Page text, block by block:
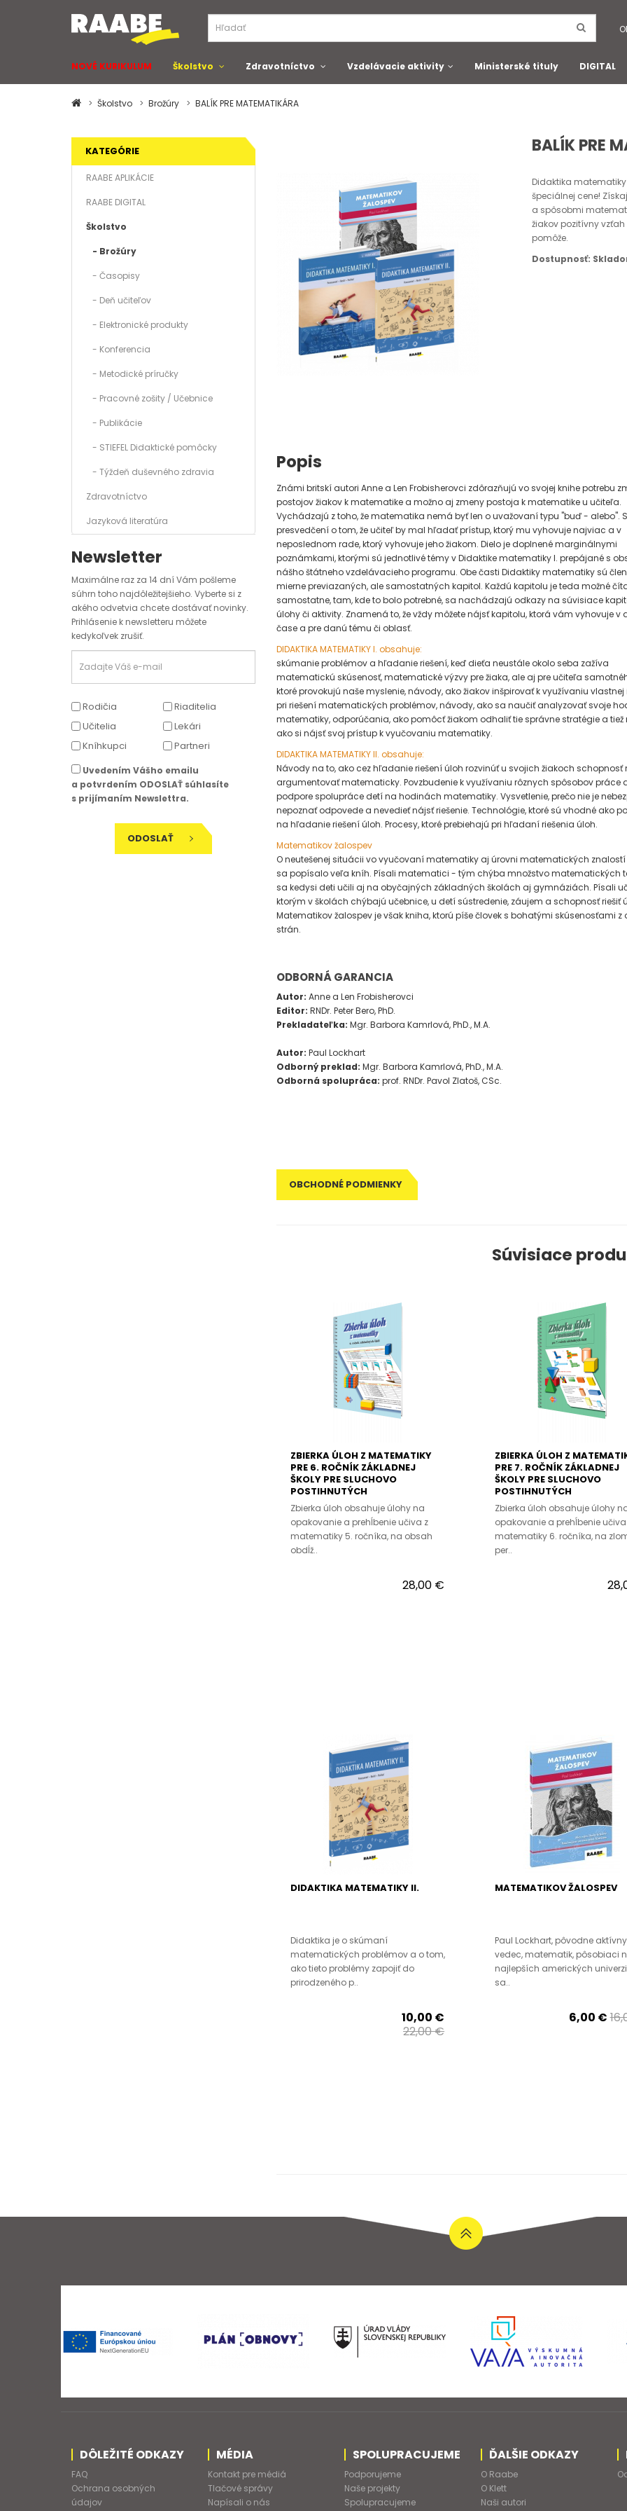
NOVÉ KURIKULUM Školstvo Zdravotníctvo Vzdelávacie aktivity Ministerské tituly DIGITAL
Školstvo Brožúry BALÍK PRE MATEMATIKÁRA
KATEGÓRIE
RAABE APLIKÁCIE
RAABE DIGITAL
Školstvo
- Brožúry
- Časopisy
- Deň učiteľov
- Elektronické produkty
- Konferencia
- Metodické príručky
- Pracovné zošity / Učebnice
- Publikácie
- STIEFEL Didaktické pomôcky
- Týždeň duševného zdravia
Zdravotníctvo
Jazyková literatúra
Newsletter
Maximálne raz za 14 dní Vám pošleme
súhrn toho najdôležitejšieho. Vyberte si z
akého odvetvia chcete dostávať novinky.
Prihlásenie k newsletteru môžete
kedykoľvek zrušiť.
Rodičia
Riaditelia
Učitelia
Lekári
Kníhkupci
Partneri
Uvedením Vášho emailu
a potvrdením ODOSLAŤ súhlasíte
s prijímaním Newslettra.
ODOSLAŤ
BALÍK PRE
Didaktika
špeciálnej cene!
a spôsobmi
žiakov pozitívny
pomôže.
Dostupnosť:
Popis
Známi britskí autori Anne a Len Frobisherovci zdôrazňujú vo svojej knihe potrebu
postojov žiakov k matematike a možno aj zmeny postoja k matematike u učiteľa.
Vychádzajú z toho, že matematika nemá byť len o uvažovaní typu "buď - alebo".
presvedčení o tom, že učiteľ by mal hľadať prístup, ktorý mu vyhovuje najviac a v
neposlednom rade, ktorý vyhovuje jeho žiakom. Dielo je doplnené marginálnymi
poznámkami, ktorými sú jednotlivé témy v Didaktike matematiky I. prepájané s
nášho štátneho vzdelávacieho programu. Obe časti Didaktiky matematiky sú
mierne previazaných, ale samostatných kapitol. Každú kapitolu je teda možné
samostatne, tam, kde to bolo potrebné, sa nachádzajú odkazy na súvisiace
úlohy či aktivity. Znamená to, že vždy môžete nájsť kapitolu, ktorá vám vyhovuje v
čase a pre danú tému či oblasť.
DIDAKTIKA MATEMATIKY I. obsahuje:
skúmanie problémov a hľadanie riešení, keď dieťa neustále okolo seba zažíva
matematickú skúsenosť, matematické výzvy pre žiaka, ale aj pre učiteľa
ktoré provokujú naše myslenie, návody, ako žiakov inšpirovať k využívaniu
pri riešení matematických problémov, návody, ako sa naučiť analyzovať svoje
matematiky, odporúčania, ako pomôcť žiakom odhaliť tie správne stratégie a tiež
ako si nájsť svoj prístup k vyučovaniu matematiky.
DIDAKTIKA MATEMATIKY II. obsahuje:
Návody na to, ako cez hľadanie riešení úloh rozvinúť u svojich žiakoch schopnosť
argumentovať matematicky. Povzbudenie k využívaniu rôznych spôsobov práce
podpore spolupráce detí na hodinách matematiky. Vysvetlenie, prečo nie je
nepoznať odpovede a nevedieť nájsť riešenie. Technológie, ktoré sú vhodné ako
na hľadanie riešení úloh. Procesy, ktoré prebiehajú pri hľadaní riešenia úloh.
Matematikov žalospev
O neutešenej situácii vo vyučovaní matematiky aj úrovni matematických znalostí
sa popísalo veľa kníh. Písali matematici - tým chýba množstvo matematických
sa kedysi deti učili aj na obyčajných základných školách aj gymnáziách. Písali
ktorým v školách chýbajú učebnice, u detí sústredenie, záujem a schopnosť riešiť
Matematikov žalospev je však kniha, ktorú píše človek s bohatými skúsenosťami z
strán.
ODBORNÁ GARANCIA
Autor: Anne a Len Frobisherovci
Editor: RNDr. Peter Bero, PhD.
Prekladateľka: Mgr. Barbora Kamrlová, PhD., M.A.
Autor: Paul Lockhart
Odborný preklad: Mgr. Barbora Kamrlová, PhD., M.A.
Odborná spolupráca: prof. RNDr. Pavol Zlatoš, CSc.
OBCHODNÉ PODMIENKY
Súvisiace
ZBIERKA ÚLOH Z MATEMATIKY
PRE 6. ROČNÍK ZÁKLADNEJ
ŠKOLY PRE SLUCHOVO
POSTIHNUTÝCH
Zbierka úloh obsahuje úlohy na
opakovanie a prehĺbenie učiva z
matematiky 5. ročníka, na obsah
obdĺž..
28,00 €
ZBIERKA ÚLOH Z
PRE 7. ROČNÍK ZÁKLADNEJ
ŠKOLY PRE SLUCHOVO
POSTIHNUTÝCH
Zbierka úloh obsahuje úlohy
opakovanie a prehĺbenie učiva
matematiky 6. ročníka, na
per..
DIDAKTIKA MATEMATIKY II.
Didaktika je o skúmaní
matematických problémov a o tom,
ako tieto problémy zapojiť do
prirodzeného p..
10,00 €
22,00 €
MATEMATIKOV ŽALOSPEV
Paul Lockhart, pôvodne aktívny
vedec, matematik, pôsobiaci
najlepších amerických
sa..
6,00 €
DÔLEŽITÉ ODKAZY
FAQ
Ochrana osobných
údajov
MÉDIA
Kontakt pre médiá
Tlačové správy
Napísali o nás
SPOLUPRACUJEME
Podporujeme
Naše projekty
Spolupracujeme
ĎALŠIE ODKAZY
O Raabe
O Klett
Naši autori